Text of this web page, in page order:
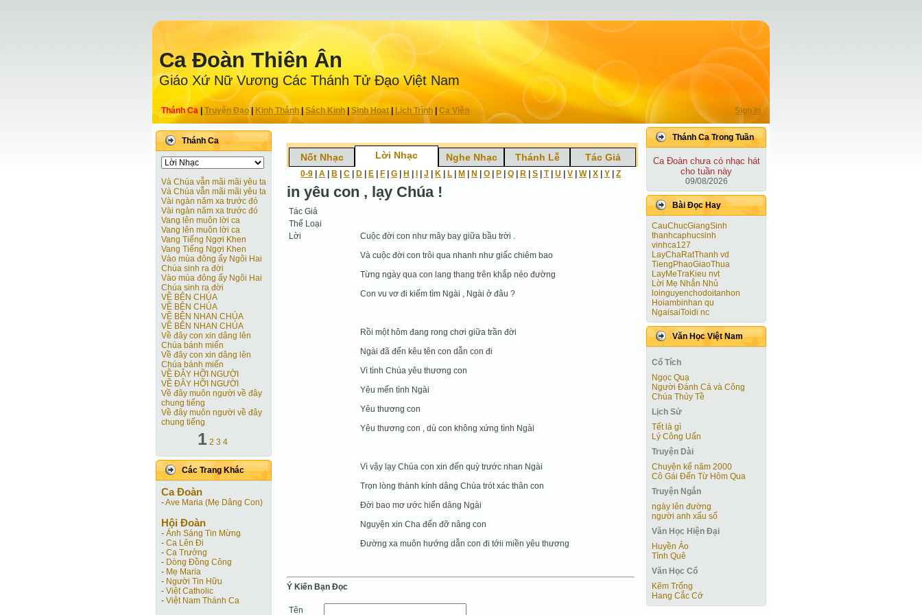
Ca Ðoàn Thiên Ân
Giáo Xứ Nữ Vương Các Thánh Tử Ðạo Việt Nam
Thánh Ca Truyện Ðạo| Kinh Thánh Sách Kinh|Sinh Hoạt| Lịch Trình Ca Viên Sign In
Thánh Ca
Và Chúa vẫn mãi mãi yêu ta
Và Chúa vẫn mãi mãi yêu ta
Vài ngàn năm xa trước đó
Vài ngàn năm xa trước đó
Vang lên muôn lời ca
Vang lên muôn lời ca
Vang Tiếng Ngợi Khen
Vang Tiếng Ngợi Khen
Vào mùa đông ấy Ngôi Hai
Chúa sinh ra đời
Vào mùa đông ấy Ngôi Hai
Chúa sinh ra đời
VỀ BÊN CHÚA
VỀ BÊN CHÚA
VỀ BÊN NHAN CHÚA
VỀ BÊN NHAN CHÚA
Về đây con xin dâng lên
Chúa bánh miến
Về đây con xin dâng lên
Chúa bánh miến
VỀ ĐÂY HỠI NGƯỜI
VỀ ĐÂY HỠI NGƯỜI
Về đây muôn người về đây
chung tiếng
Về đây muôn người về đây
chung tiếng
1 2 3 4
Các Trang Khác
Ca Ðoàn
-Ave Maria (Mẹ Dâng Con)
Hội Ðoàn
- Ánh Sáng Tin Mừng
- Ca Lên Đi
- Ca Trưởng
- Dòng Đồng Công
- Mẹ Maria
- Người Tin Hữu
- Việt Catholic
- Việt Nam Thánh Ca
Nốt Nhạc Lời Nhạc Nghe Nhạc Thánh Lễ Tác Giả
0-9 A B C D E F G H J K L M N O P Q R S T| U V W| X Y Z
in yêu con , lạy Chúa !
Tác Giả
Thể Loại
Lời
Cuộc đời con như mây bay giữa bầu trời .
Và cuộc đời con trôi qua nhanh như giấc chiêm bao
Từng ngày qua con lang thang trên khắp nẻo đường
Con vu vơ đi kiếm tìm Ngài , Ngài ở đâu ?
Rồi một hôm đang rong chơi giữa trần đời
Ngài đã đến kêu tên con dẫn con đi
Vì tình Chúa yêu thương con
Yêu mến tình Ngài
Yêu thương con
Yêu thương con , dù con không xứng tình Ngài
Vì vậy lạy Chúa con xin đến quỳ trước nhan Ngài
Trọn lòng thành kính dâng Chúa trót xác thân con
Đời bao mơ ước hiến dâng Ngài
Nguyện xin Cha đến đỡ nâng con
Đường xa muôn hướng dẫn con đi tớii miền yêu thương
Ý Kiến Bạn Ðọc
Tên
Thánh Ca Trong Tuần
Ca Ðoàn chưa có nhạc hát
cho tuần này
09/08/2026
Bài Ðọc Hay
CauChucGiangSinh
thanhcaphucsinh
vinhca127
LayChaRatThanh vd
TiengPhaoGiaoThua
LayMeTraKieu nvt
Lời Mẹ Nhắn Nhủ
loinguyenchodoitanhon
Hoiambinhan qu
NgaisaiToidi nc
Văn Học Việt Nam
Cổ Tích
Ngọc Quạ
Người Ðánh Cá và Công
Chúa Thủy Tề
Lịch Sử
Tết là gì
Lý Công Uẩn
Truyện Dài
Chuyện kể năm 2000
Cô Gái Ðến Từ Hôm Qua
Truyện Ngắn
ngày lên đường
người anh xấu số
Văn Học Hiện Ðại
Huyền Ảo
Tình Quê
Văn Học Cổ
Kẽm Trống
Hang Cắc Cớ